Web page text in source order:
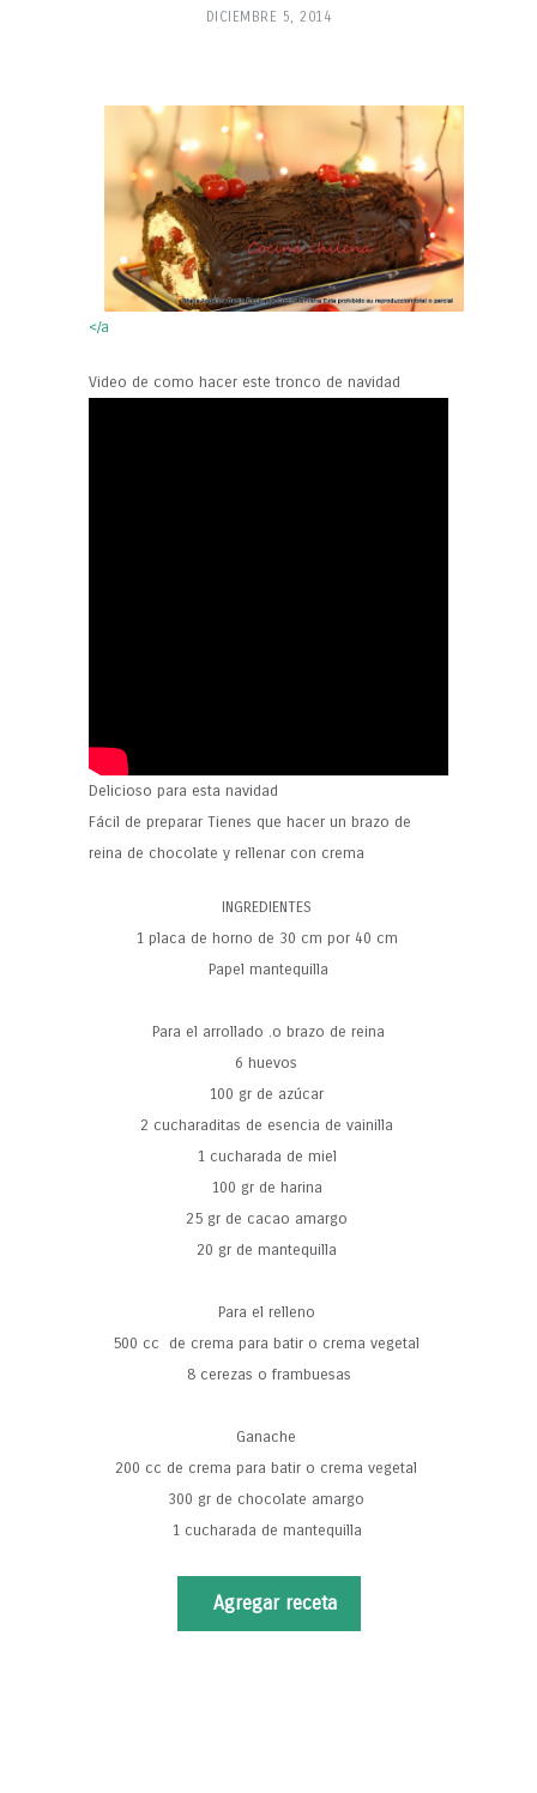
DICIEMBRE 5, 2014
</a
Video de como hacer este tronco de navidad
Delicioso para esta navidad
Fácil de preparar Tienes que hacer un brazo de
reina de chocolate y rellenar con crema
INGREDIENTES
1 placa de horno de 30 cm por 40 cm
Papel mantequilla
Para el arrollado .o brazo de reina
6 huevos
100 gr de azúcar
2 cucharaditas de esencia de vainilla
1 cucharada de miel
100 gr de harina
25 gr de cacao amargo
20 gr de mantequilla
Para el relleno
500 cc de crema para batir o crema vegetal
8 cerezas o frambuesas
Ganache
200 cc de crema para batir o crema vegetal
300 gr de chocolate amargo
1 cucharada de mantequilla
Agregar receta